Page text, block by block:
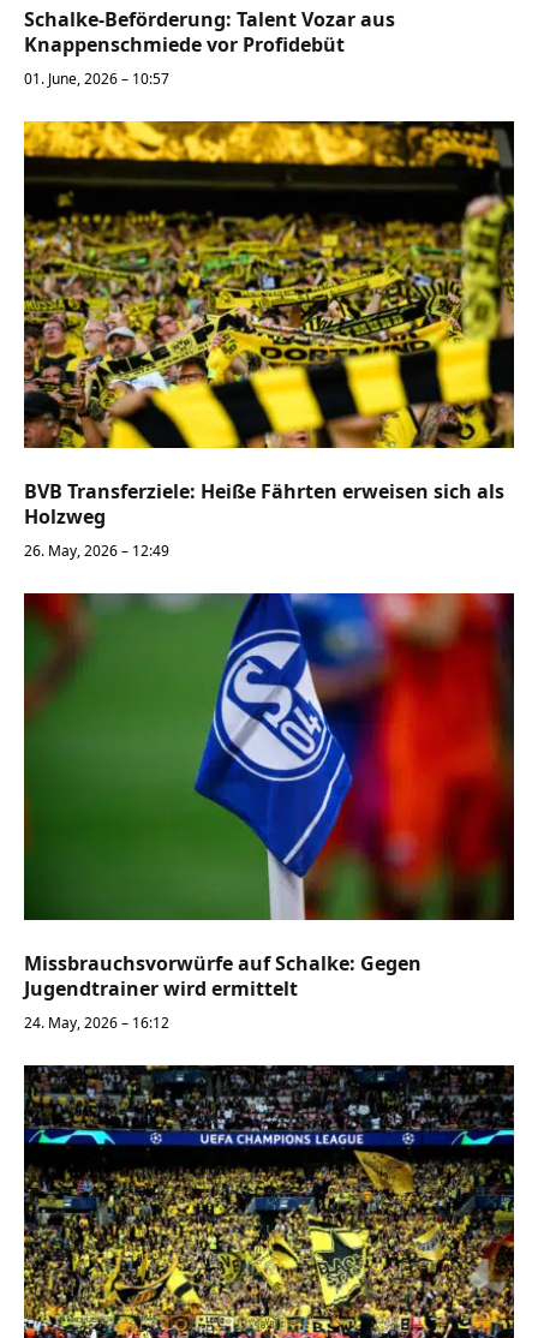
Schalke-Beförderung: Talent Vozar aus
Knappenschmiede vor Profidebüt
01. June, 2026 – 10:57
BVB Transferziele: Heiße Fährten erweisen sich als
Holzweg
26. May, 2026 – 12:49
Missbrauchsvorwürfe auf Schalke: Gegen
Jugendtrainer wird ermittelt
24. May, 2026 – 16:12